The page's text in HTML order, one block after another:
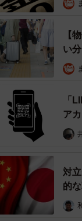
方で、ランドセ
支給」など、市
見られます。経
調査を行った同メ
自治体からの支給
ランドセル購入
【
い
「
ア
対
的